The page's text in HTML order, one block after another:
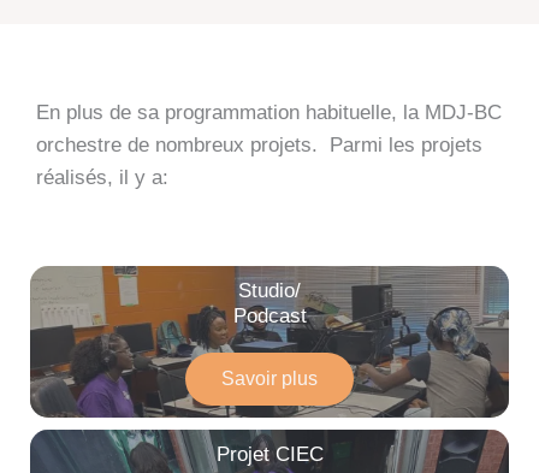
En plus de sa programmation habituelle, la MDJ-BC
orchestre de nombreux projets. Parmi les projets
réalisés, il y a:
Studio/
Podcast
Savoir plus
Projet CIEC